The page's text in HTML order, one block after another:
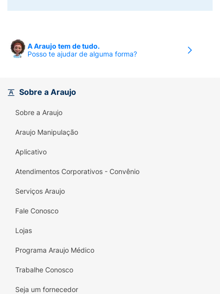
A Araujo tem de tudo.
Posso te ajudar de alguma forma?
Sobre a Araujo
Sobre a Araujo
Araujo Manipulação
Aplicativo
Atendimentos Corporativos - Convênio
Serviços Araujo
Fale Conosco
Lojas
Programa Araujo Médico
Trabalhe Conosco
Seja um fornecedor